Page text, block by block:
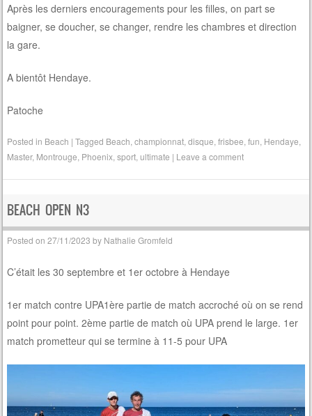
Après les derniers encouragements pour les filles, on part se
baigner, se doucher, se changer, rendre les chambres et direction
la gare.
A bientôt Hendaye.
Patoche
Posted in Beach |Tagged Beach ,championnat ,disque ,frisbee ,fun Hendaye
Master, Montrouge Phoenix ,sport ,ultimate | Leave a comment
BEACH OPEN N3
Posted on27/11/2023 by Nathalie Gromfeld
C’était les 30 septembre et 1er octobre à Hendaye
1er match contre UPA1ère partie de match accroché où on se rend
point pour point. 2ème partie de match où UPA prend le large. 1er
match prometteur qui se termine à 11-5 pour UPA